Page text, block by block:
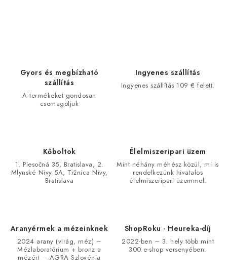
e
Gyors és megbízható
szállítás
A termékeket gondosan
csomagoljuk
Ingyenes szállítás
Ingyenes szállítás 109 € felett.
Kőboltok
1. Piesočná 35, Bratislava, 2.
Mlynské Nivy 5A, Tržnica Nivy,
Bratislava
Élelmiszeripari üzem
Mint néhány méhész közül, mi is
rendelkezünk hivatalos
élelmiszeripari üzemmel.
Aranyérmek a mézeinknek
2024 arany (virág, méz) –
Mézlaboratórium + bronz a
mézért – AGRA Szlovénia
ShopRoku - Heureka-díj
2022-ben – 3. hely több mint
300 e-shop versenyében.